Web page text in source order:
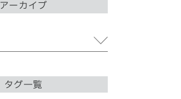
アーカイブ
タグ一覧